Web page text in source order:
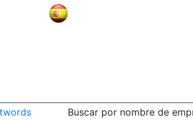
Buscar por nombre de